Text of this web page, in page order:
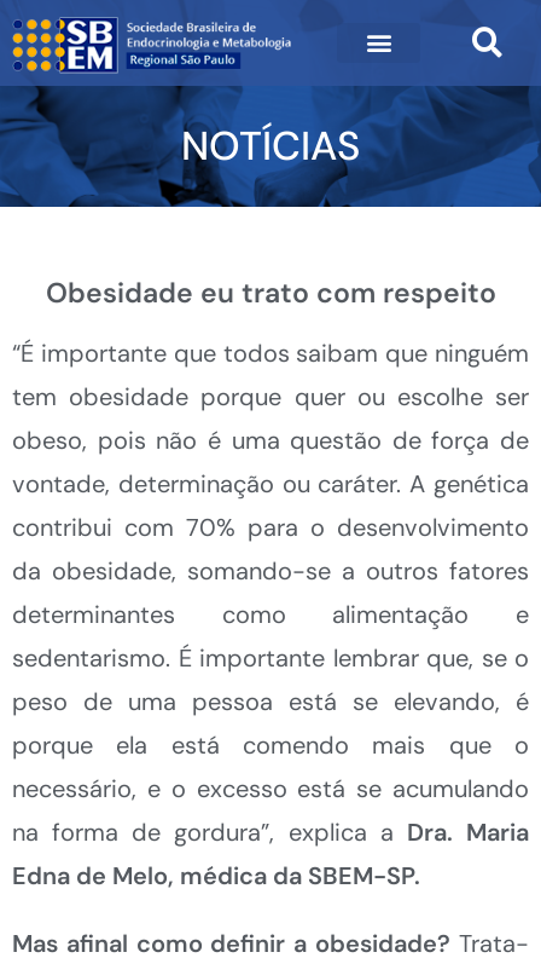
NOTÍCIAS
Obesidade eu trato com respeito
“É importante que todos saibam que ninguém
tem obesidade porque quer ou escolhe ser
obeso, pois não é uma questão de força de
vontade, determinação ou caráter. A genética
contribui com 70% para o desenvolvimento
da obesidade, somando-se a outros fatores
determinantes como alimentação e
sedentarismo. É importante lembrar que, se o
peso de uma pessoa está se elevando, é
porque ela está comendo mais que o
necessário, e o excesso está se acumulando
na forma de gordura”, explica a Dra. Maria
Edna de Melo, médica da SBEM-SP.
Mas afinal como definir a obesidade? Trata-